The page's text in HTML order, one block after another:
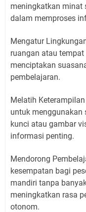
meningkatkan minat
dalam memproses
Mengatur
ruangan atau
menciptakan
pembelajaran.
Melatih
untuk menggunakan
kunci atau gambar
informasi penting.
Mendorong
kesempatan bagi
mandiri tanpa
meningkatkan rasa
otonom.